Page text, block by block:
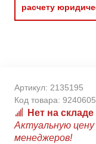
расчету
Артикул: 2135195
Код товара:
Нет на складе
Актуальную
менеджеров!